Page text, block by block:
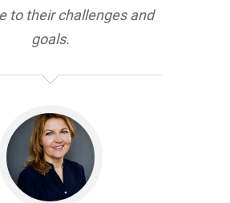
to their challenges and
goals.